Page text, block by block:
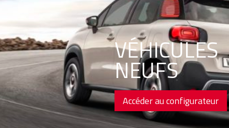
VÉHICULES
NEUFS
Accéder au configurateur